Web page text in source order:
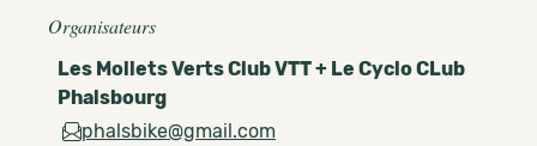
Organisateurs
Les Mollets Verts Club VTT + Le Cyclo CLub
Phalsbourg
phalsbike@gmail.com